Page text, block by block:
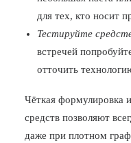
для тех, кто носит
Тестируйте
встречей
отточить
Чёткая формулировка
средств позволяют
даже при плотном